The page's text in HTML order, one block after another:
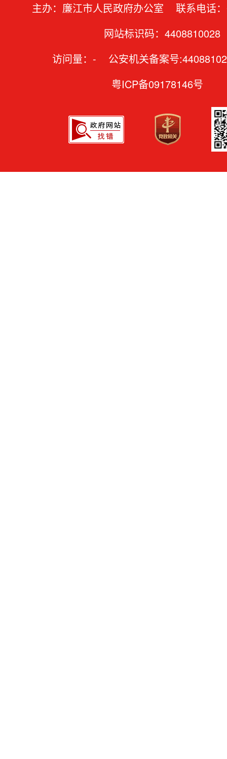
主办：廉江市人民政府办公室 联系电话
网站标识码：4408810028
访问量： - 公安机关备案号
粤ICP备09178146号